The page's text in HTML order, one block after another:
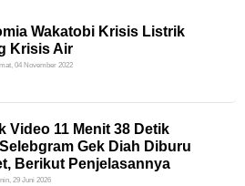
Wakatobi Krisis Listrik
Krisis Air
04 November 2022
Video 11 Menit 38 Detik
Gek Diah Diburu
Berikut Penjelasannya
29 Juni 2026